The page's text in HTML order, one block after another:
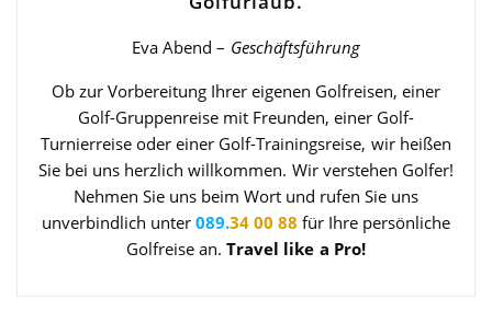
Eva Abend – Geschäftsführung
Ob zur Vorbereitung Ihrer eigenen Golfreisen, einer
Golf-Gruppenreise mit Freunden, einer Golf-
Turnierreise oder einer Golf-Trainingsreise, wir heißen
Sie bei uns herzlich willkommen. Wir verstehen Golfer!
Nehmen Sie uns beim Wort und rufen Sie uns
unverbindlich unter 089.34 00 88 für Ihre persönliche
Golfreise an.Travel like a Pro!